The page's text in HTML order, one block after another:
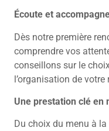
Écoute et
Dès notre première
comprendre vos
conseillons sur le
l’organisation de votre
Une prestation clé en
Du choix du menu à